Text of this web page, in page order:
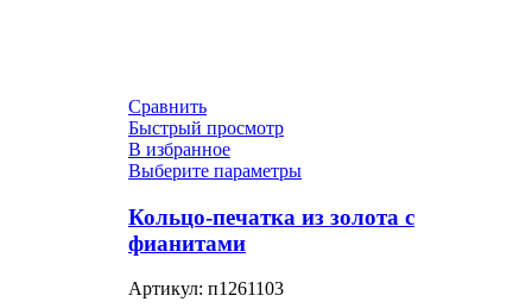
Сравнить
Быстрый просмотр
В избранное
Выберите параметры
Кольцо-печатка из золота с
фианитами
Артикул: п1261103